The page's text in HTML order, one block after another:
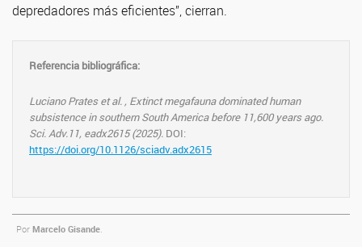
depredadores más eficientes”, cierran.
Referencia bibliográfica:
Luciano Prates et al. , Extinct megafauna dominated human
subsistence in southern South America before 11,600 years ago.
Sci. Adv.11, eadx2615 (2025). DOI:
https://doi.org/10.1126/sciadv.adx2615
Por Marcelo Gisande.